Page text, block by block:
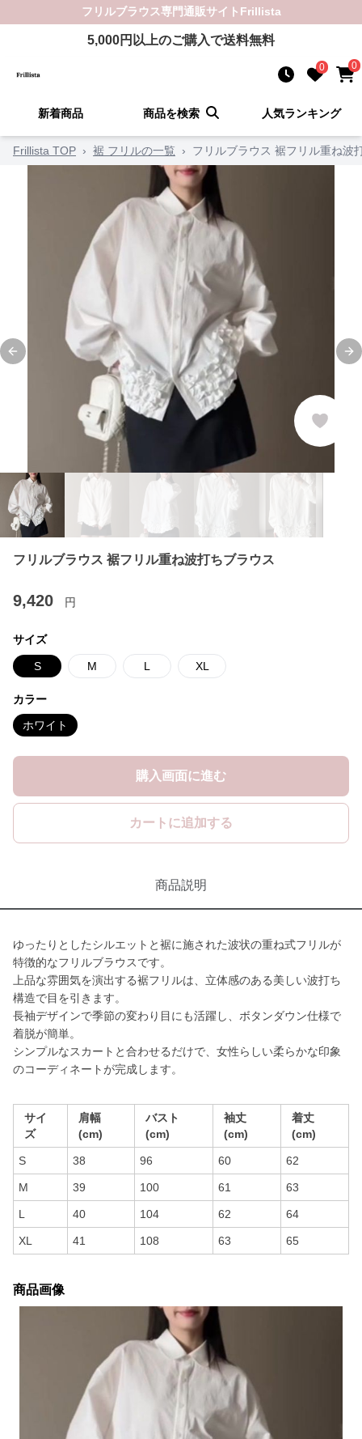
フリルブラウス専門通販サイト Frillista
5,000円以上のご購入で送料無料
0 0
新着商品 商品を検索 人気ランキング
Frillista TOP › 裾 フリルの一覧 › フリルブラウス 裾フリル重ね波
Previous slide
フリルブラウス 裾フリル重ね波打ちブラウス
9,420 円
サイズ
S M L XL
カラー
ホワイト
購入画面に進む
カートに追加する
商品説明
ゆったりとしたシルエットと裾に施された波状の重ね式フリルが
特徴的なフリルブラウスです。
上品な雰囲気を演出する裾フリルは、立体感のある美しい波打ち
構造で目を引きます。
長袖デザインで季節の変わり目にも活躍し、ボタンダウン仕様で
着脱が簡単。
シンプルなスカートと合わせるだけで、女性らしい柔らかな印象
のコーディネートが完成します。
サイ
ズ
肩幅
(cm)
バスト
(cm)
袖丈
(cm)
着丈
(cm)
S 38 96 60 62
M 39 100 61 63
L 40 104 62 64
XL 41 108 63 65
商品画像